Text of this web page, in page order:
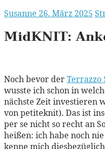
Susanne 26. März 2025
MidKNIT:
Noch bevor derTerrazzo
wusste ich schon in
nächste Zeit investieren
von petiteknit). Das ist
per se nicht so recht an
heißen: ich habe noch
kenne mich